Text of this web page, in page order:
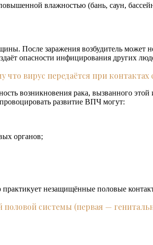
влажностью (бань, саун,
После заражения возбудитель может
опасности инфицирования других
вирус передаётся при
возникновения рака, вызванного
развитие ВПЧ могут:
органов;
незащищённые половые
системы (первая —